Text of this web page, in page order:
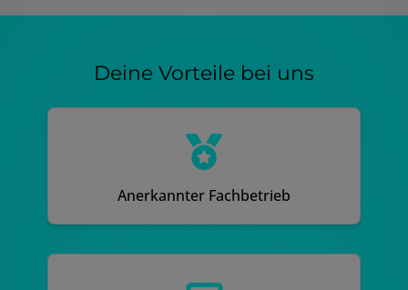
Deine Vorteile bei uns
Anerkannter Fachbetrieb